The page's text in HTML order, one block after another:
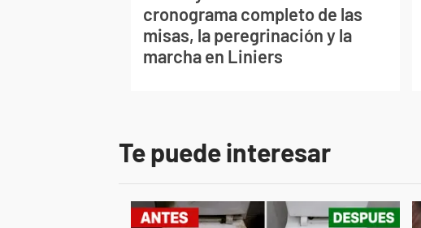
cronograma completo de las
misas, la peregrinación y la
marcha en Liniers
Te puede interesar